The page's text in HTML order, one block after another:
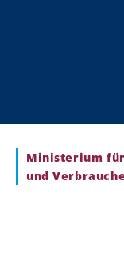
Ministerium
und